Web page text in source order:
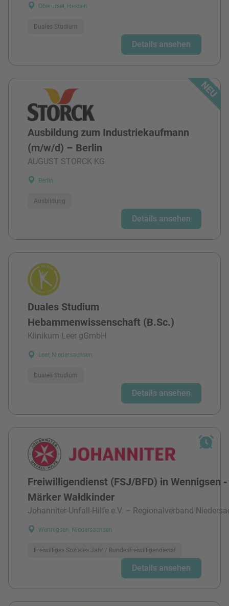
Oberursel, Hessen
Duales Studium
Details ansehen
Ausbildung zum Industriekaufmann
(m/w/d) – Berlin
AUGUST STORCK KG
Berlin
Ausbildung
Details ansehen
Duales Studium
Hebammenwissenschaft (B.Sc.)
Klinikum Leer gGmbH
Leer, Niedersachsen
Duales Studium
Details ansehen
Freiwilligendienst (FSJ/BFD) in Wennigsen
Märker Waldkinder
Johanniter-Unfall-Hilfe e.V. – Regionalverband
Wennigsen, Niedersachsen
Freiwilliges Soziales Jahr / Bundesfreiwilligendienst
Details ansehen